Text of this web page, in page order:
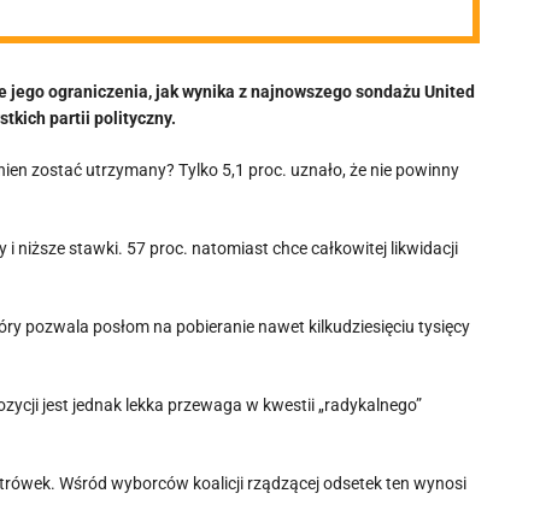
ograniczenia, jak wynika z najnowszego sondażu United
partii polityczny.
zostać utrzymany? Tylko 5,1 proc. uznało, że nie powinny
niższe stawki. 57 proc. natomiast chce całkowitej likwidacji
pozwala posłom na pobieranie nawet kilkudziesięciu tysięcy
jest jednak lekka przewaga w kwestii „radykalnego”
Wśród wyborców koalicji rządzącej odsetek ten wynosi